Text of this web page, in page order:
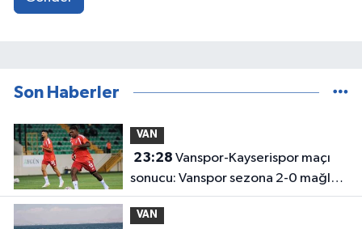
Son Haberler
VAN
23:28
sonucu: Vanspor sezona 2-0 mağlup
başladı
VAN